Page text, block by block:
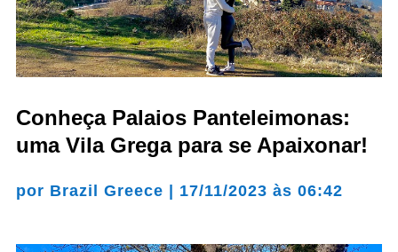
Conheça Palaios Panteleimonas:
uma Vila Grega para se Apaixonar!
por Brazil Greece | 17/11/2023 às 06:42